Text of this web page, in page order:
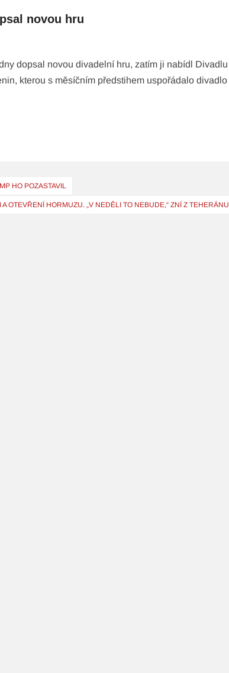
novou hru
dopsal novou divadelní hru, zatím ji nabídl Divadlu
kterou s měsíčním předstihem uspořádalo divadlo
HO POZASTAVIL
OTEVŘENÍ HORMUZU. „V NEDĚLI TO NEBUDE,“ ZNÍ Z TEHERÁNU